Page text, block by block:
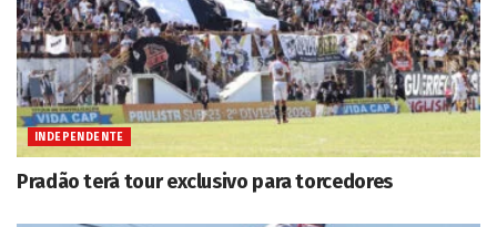
INDEPENDENTE
Pradão terá tour exclusivo para torcedores